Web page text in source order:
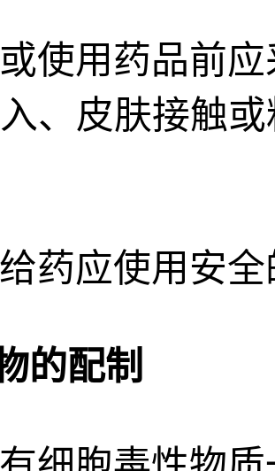
使用药品前
、皮肤接触
药应使用安
的配制